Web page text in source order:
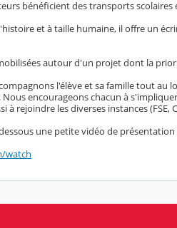
bénéficient des transports scolaires
et à taille humaine, il offre un
autour d'un projet dont la
l'élève et sa famille tout
encourageons chacun à
à rejoindre les diverses instances
une petite vidéo de
watch